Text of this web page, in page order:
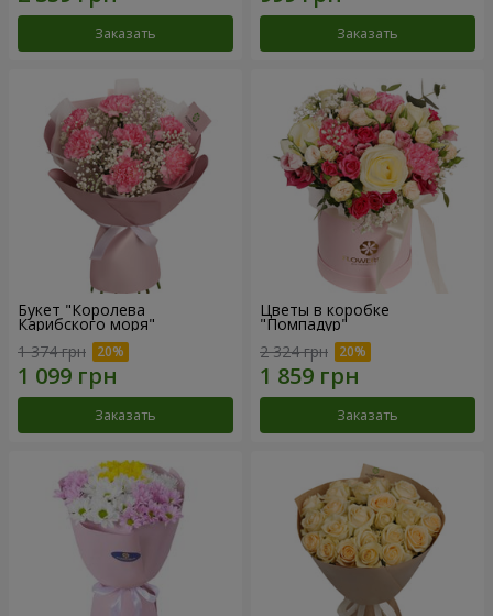
Заказать Заказать
Букет "Королева
Карибского моря"
1 374 грн
Заказать
Цветы в коробке
"Помпадур"
2 324 грн
Заказать